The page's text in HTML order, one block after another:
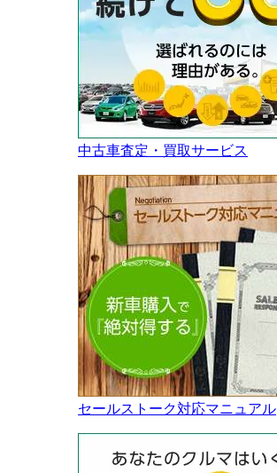
中古車査定・買取サービス
セールストーク対応マニュアル